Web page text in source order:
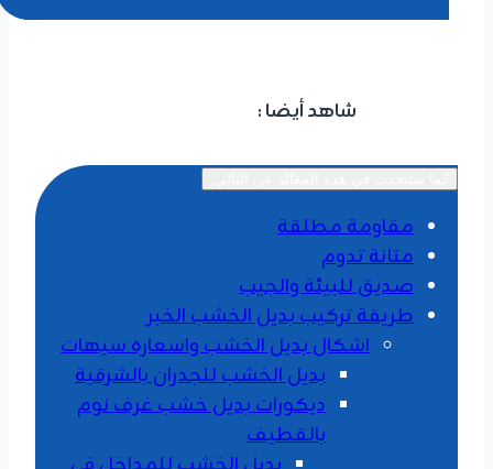
شاهد أيضا :
​مقاومة مطلقة
​متانة تدوم
​صديق للبيئة والجيب
طريقة تركيب بديل الخشب الخبر
اشكال بديل الخشب واسعاره سيهات
بديل الخشب للجدران بالشرقية
ديكورات بديل خشب غرف نوم
بالقطيف